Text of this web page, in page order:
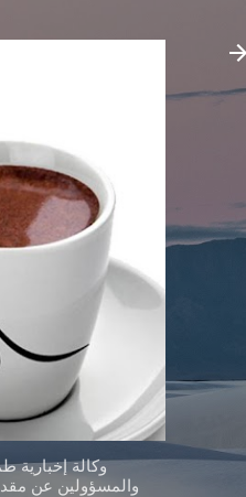
وكالة
والمسؤولين عن